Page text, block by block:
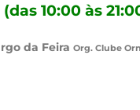
(das 10:00 às
da Feira Org. Clube